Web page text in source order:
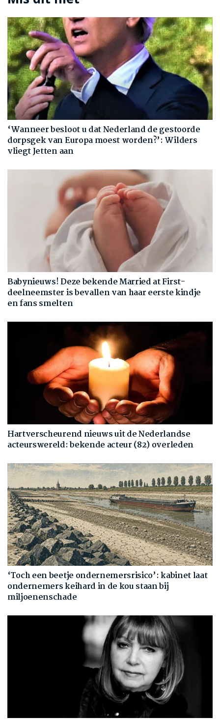
‘Wanneer besloot u dat Nederland de gestoorde
dorpsgek van Europa moest worden?’: Wilders
vliegt Jetten aan
Babynieuws! Deze bekende Married at First-
deelneemster is bevallen van haar eerste kindje
en fans smelten
Hartverscheurend nieuws uit de Nederlandse
acteurswereld: bekende acteur (82) overleden
‘Toch een beetje ondernemersrisico’: kabinet laat
ondernemers keihard in de kou staan bij
miljoenenschade